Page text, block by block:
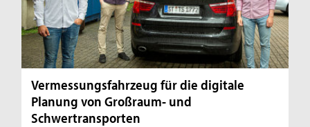
Vermessungsfahrzeug für die digitale
Planung von Großraum- und
Schwertransporten